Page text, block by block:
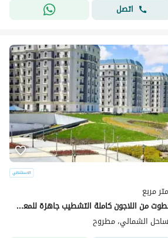
اتصل
شقة للبيع بحري الطريق خطوت من اللاجون كاملة التشطيب جاهزة للمعاينة في الحي اللاتيني بمدينة العلمين الجديدة الساحل الشمالي latin district
الشمالي، مطروح